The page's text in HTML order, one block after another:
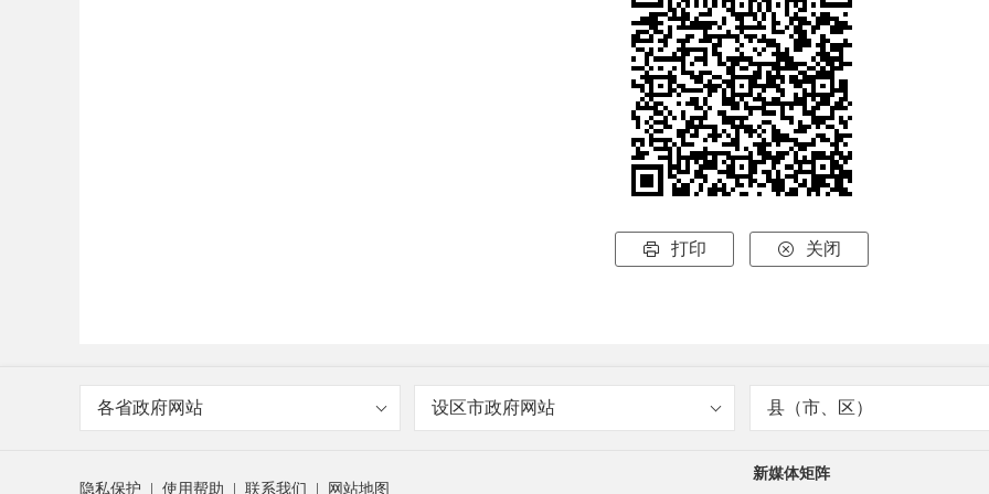
 打印  关闭
各省政府网站 设区市政府网站 县（市、区）
隐私保护 使用帮助 联系我们 网站地图
新媒体矩阵